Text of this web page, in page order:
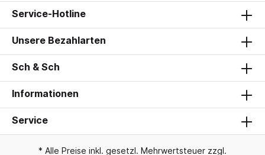
Service-Hotline
Unsere Bezahlarten
Sch & Sch
Informationen
Service
* Alle Preise inkl. gesetzl. Mehrwertsteuer zzgl.